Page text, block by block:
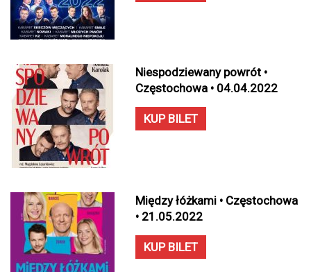
Niespodziewany powrót •
Częstochowa • 04.04.2022
KUP BILET
Między łóżkami • Częstochowa
• 21.05.2022
KUP BILET